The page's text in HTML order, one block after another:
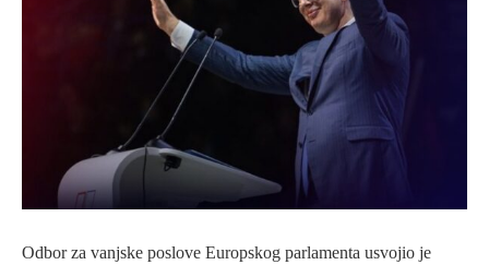
Odbor za vanjske poslove Europskog parlamenta usvojio je